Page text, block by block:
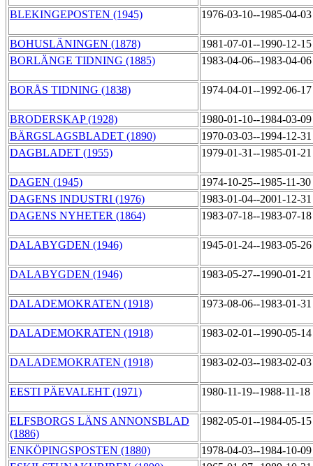
BLEKINGEPOSTEN (1945) 1976-03-10--1985-04-
BOHUSLÄNINGEN (1878)
1981-07-01--1990-12-
BORLÄNGE TIDNING (1885)
1983-04-06--1983-04-
BORÅS TIDNING (1838) 1974-04-01--1992-06-
BRODERSKAP (1928)
1980-01-10--1984-03-
BÄRGSLAGSBLADET (1890)
1970-03-03--1994-12-
DAGBLADET (1955)
1979-01-31--1985-01-
DAGEN (1945)
1974-10-25--1985-11-30
DAGENS INDUSTRI (1976)
1983-01-04--2001-12-
DAGENS NYHETER (1864)
1983-07-18--1983-07-
DALABYGDEN (1946) 1945-01-24--1983-05-
DALABYGDEN (1946) 1983-05-27--1990-01-
DALADEMOKRATEN (1918) 1973-08-06--1983-01-
DALADEMOKRATEN (1918) 1983-02-01--1990-05-
DALADEMOKRATEN (1918) 1983-02-03--1983-02-
EESTI PÄEVALEHT (1971) 1980-11-19--1988-11-18
ELFSBORGS LÄNS ANNONSBLAD
(1886)
1982-05-01--1984-05-
ENKÖPINGSPOSTEN (1880)
1978-04-03--1984-10-